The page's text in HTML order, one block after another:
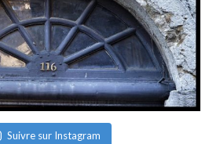
Suivre sur Instagram